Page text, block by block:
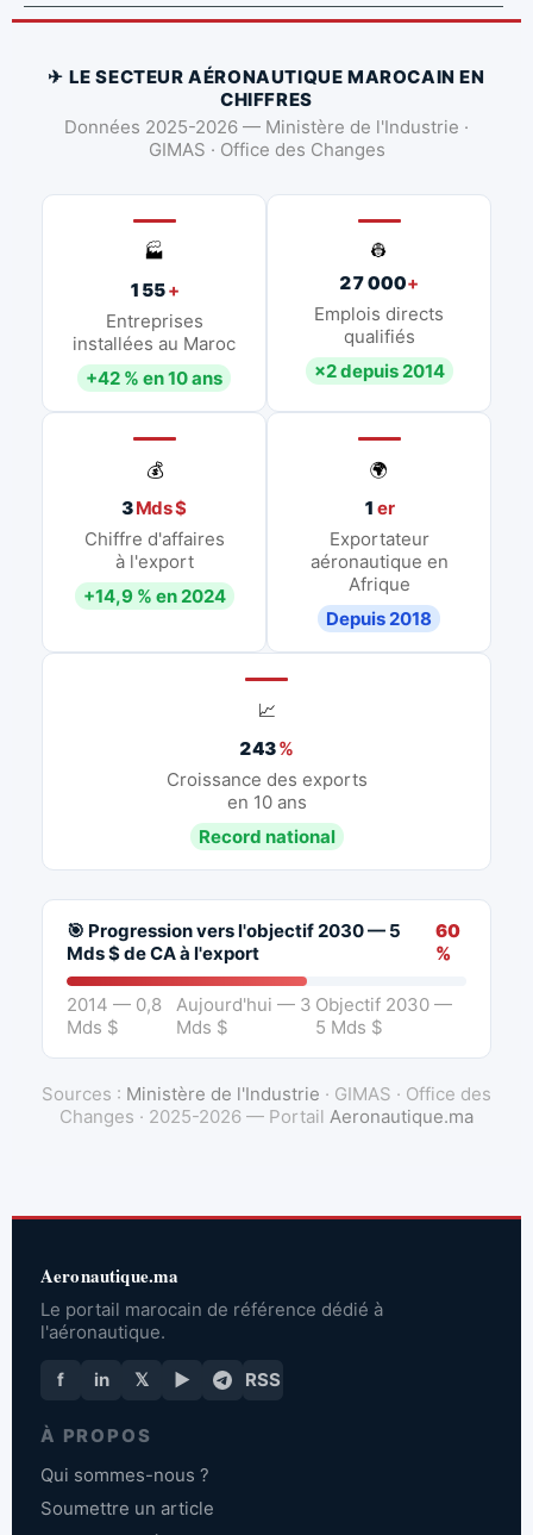
✈ LE SECTEUR AÉRONAUTIQUE MAROCAIN EN
CHIFFRES
Données 2025-2026 — Ministère de l'Industrie ·
GIMAS · Office des Changes
🏭
155+
Entreprises
installées au Maroc
+42 % en 10 ans
👷
27 000+
Emplois directs
qualifiés
×2 depuis 2014
💰
3Mds $
Chiffre d'affaires
à l'export
+14,9 % en 2024
🌍
1 er
Exportateur
aéronautique en
Afrique
Depuis 2018
📈
243%
Croissance des exports
en 10 ans
Record national
🎯 Progression vers l'objectif 2030 — 5
Mds $ de CA à l'export
60
%
2014 — 0,8
Mds $
Aujourd'hui — 3
Mds $
Objectif 2030 —
5 Mds $
Sources : Ministère de l'Industrie · GIMAS · Office des
Changes · 2025-2026 — Portail Aeronautique.ma
Aeronautique.ma
Le portail marocain de référence dédié à
l'aéronautique.
f in 𝕏 ▶ RSS
À PROPOS
Qui sommes-nous ?
Soumettre un article